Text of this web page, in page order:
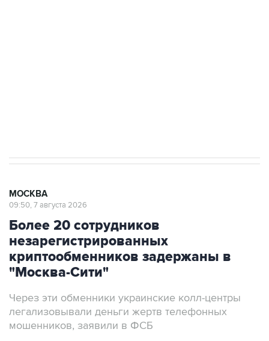
МОСКВА
09:50, 7 августа 2026
Более 20 сотрудников
незарегистрированных
криптообменников задержаны в
"Москва-Сити"
Через эти обменники украинские колл-центры
легализовывали деньги жертв телефонных
мошенников, заявили в ФСБ